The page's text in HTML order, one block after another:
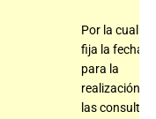
Por la cual
fija la fecha
para la
realización de
las consultas